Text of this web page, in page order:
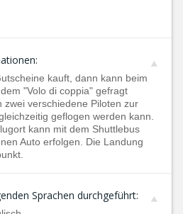
kauft, dann kann beim
"Volo di coppia" gefragt
zwei verschiedene Piloten zur
geflogen werden kann.
kann mit dem Shuttlebus
Auto erfolgen. Die Landung
Sprachen durchgeführt: